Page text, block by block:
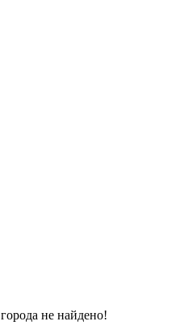
не найдено!